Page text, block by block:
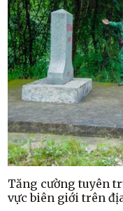
Tăng cường tuyên
vực biên giới trên